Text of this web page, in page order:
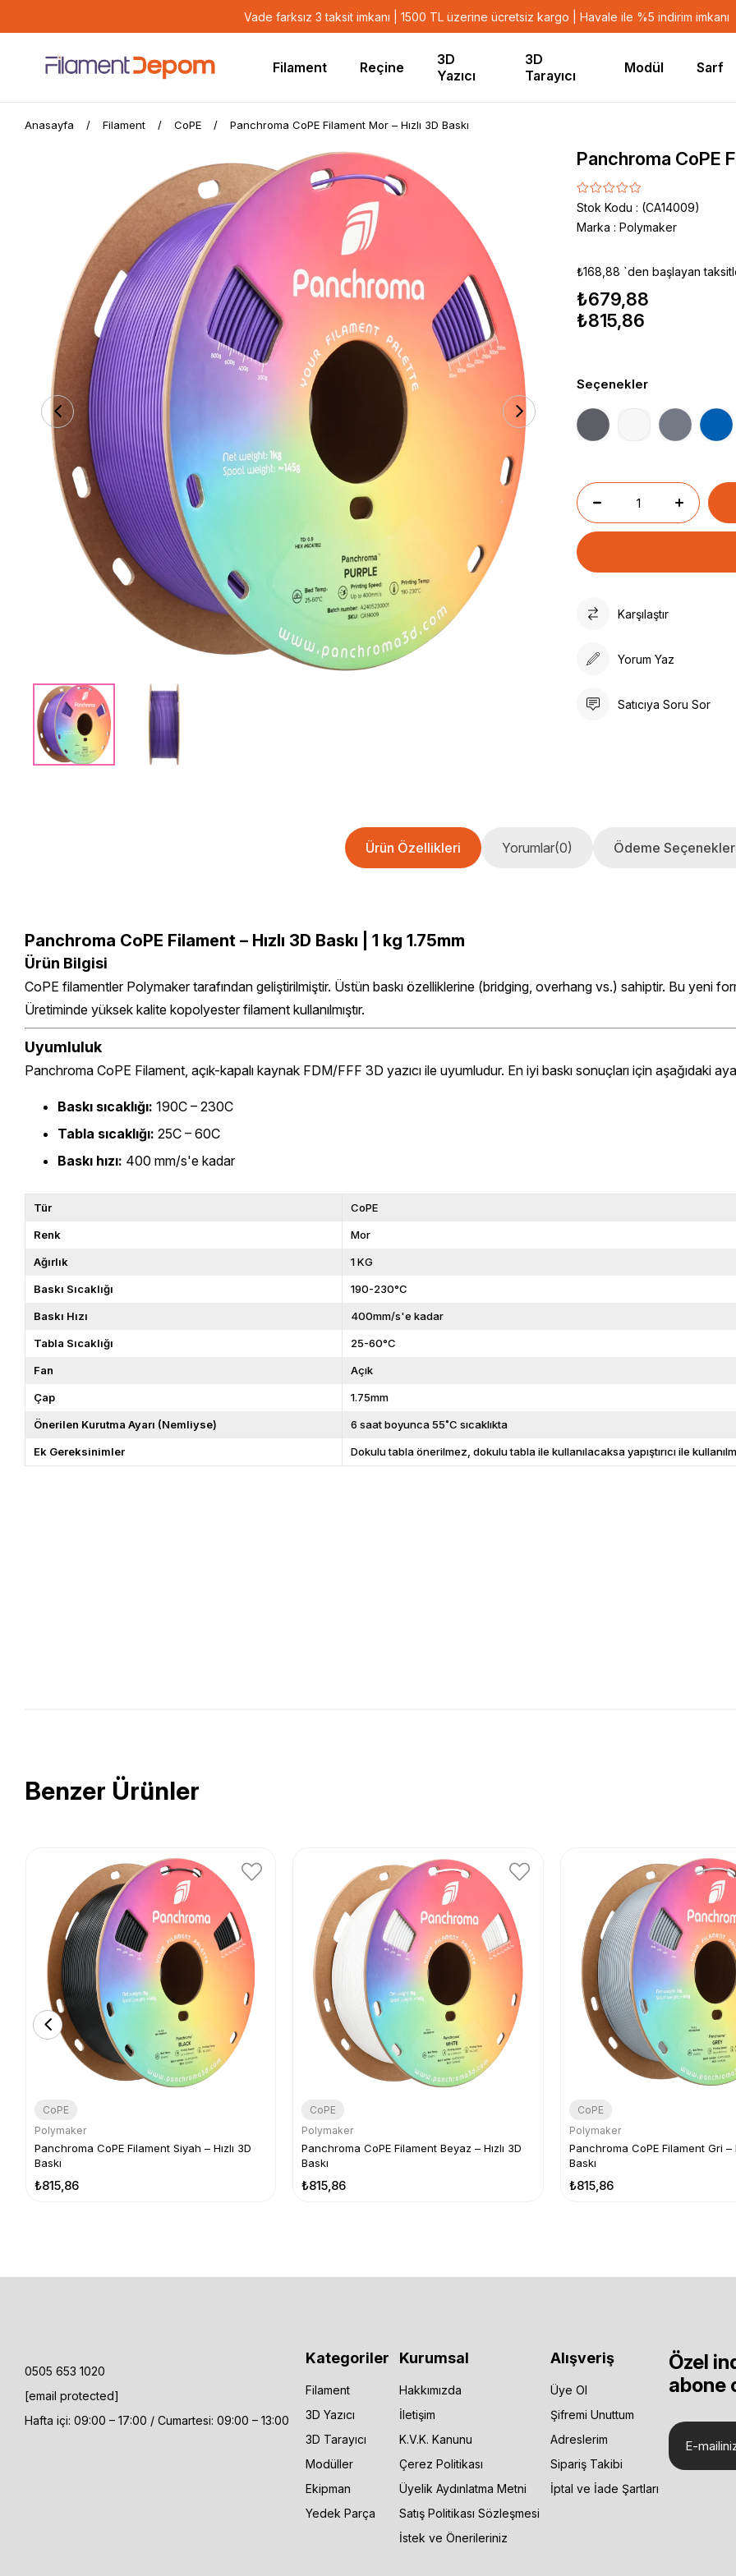
Vade farksız 3 taksit imkanı | 1500 TL üzerine ücretsiz kargo | Havale ile %5 indirim imkanı
Filament Reçine
3D
Yazıcı
3D
Tarayıcı
Modül Sarf
Anasayfa Filament CoPE Panchroma CoPE Filament Mor – Hızlı 3D Baskı
Panchroma CoPE
Stok Kodu
(CA14009)
Marka : Polymaker
₺168,88 `den başlayan
₺679,88
₺815,86
Seçenekler
Karşılaştır
Yorum Yaz
Satıcıya Soru Sor
Ürün Özellikleri Yorumlar(0) Ödeme
Panchroma CoPE Filament – Hızlı 3D Baskı | 1 kg 1.75mm
Ürün Bilgisi
CoPE filamentler Polymaker tarafından geliştirilmiştir. Üstün baskı özelliklerine (bridging, overhang vs.) sahiptir. Bu yeni
Üretiminde yüksek kalite kopolyester filament kullanılmıştır.
Uyumluluk
Panchroma CoPE Filament, açık-kapalı kaynak FDM/FFF 3D yazıcı ile uyumludur. En iyi baskı sonuçları için aşağıdaki
Baskı sıcaklığı: 190C – 230C
Tabla sıcaklığı: 25C – 60C
Baskı hızı: 400 mm/s'e kadar
Tür CoPE
Renk Mor
Ağırlık 1 KG
Baskı Sıcaklığı 190-230°C
Baskı Hızı 400mm/s'e kadar
Tabla Sıcaklığı 25-60°C
Fan Açık
Çap 1.75mm
Önerilen Kurutma Ayarı (Nemliyse) 6 saat boyunca 55˚C sıcaklıkta
Ek Gereksinimler Dokulu tabla önerilmez, dokulu tabla ile kullanılacaksa yapıştırıcı ile
Benzer Ürünler
CoPE
Polymaker
Panchroma CoPE Filament Siyah – Hızlı 3D
Baskı
₺815,86
CoPE
Polymaker
Panchroma CoPE Filament Beyaz – Hızlı 3D
Baskı
₺815,86
CoPE
Polymaker
Panchroma CoPE Filament Gri –
Baskı
₺815,86
0505 653 1020
[email protected]
Hafta içi: 09:00 – 17:00 / Cumartesi: 09:00 – 13:00
Kategoriler
Filament
3D Yazıcı
3D Tarayıcı
Modüller
Ekipman
Yedek Parça
Kurumsal
Hakkımızda
İletişim
K.V.K. Kanunu
Çerez Politikası
Üyelik Aydınlatma Metni
Satış Politikası Sözleşmesi
İstek ve Önerileriniz
Alışveriş
Üye Ol
Şifremi Unuttum
Adreslerim
Sipariş Takibi
İptal ve İade Şartları
Özel
abone